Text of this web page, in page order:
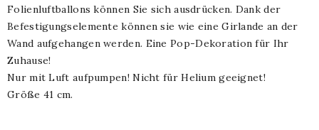
Folienluftballons können Sie sich ausdrücken. Dank der
Befestigungselemente können sie wie eine Girlande an der
Wand aufgehangen werden. Eine Pop-Dekoration für Ihr
Zuhause!
Nur mit Luft aufpumpen! Nicht für Helium geeignet!
Größe 41 cm.